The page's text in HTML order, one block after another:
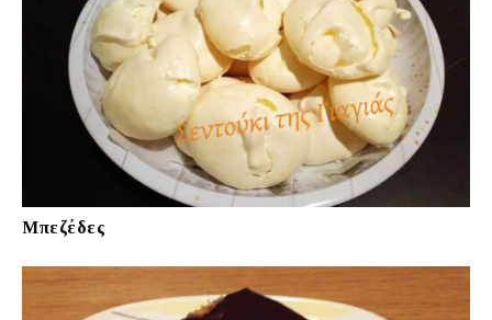
Μπεζέδες